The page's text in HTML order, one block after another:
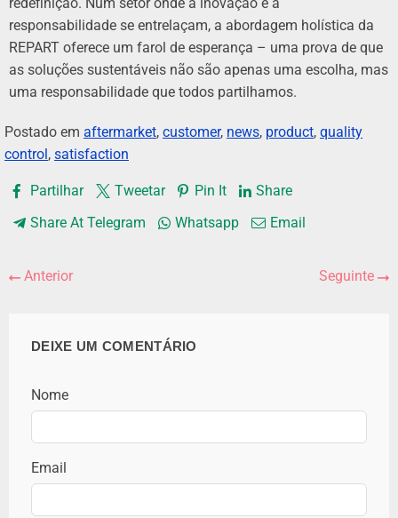
responsabilidade se entrelaçam, a abordagem holística da
REPART oferece um farol de esperança – uma prova de que
as soluções sustentáveis ​​não são apenas uma escolha, mas
uma responsabilidade que todos partilhamos.
Postado em aftermarket, customer, news, product, quality
control, satisfaction
Partilhar Tweetar Pin It
Share
Share At Telegram
Whatsapp Email
Anterior Seguinte
DEIXE UM COMENTÁRIO
Nome
Email